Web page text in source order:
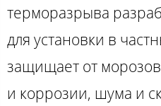
терморазрыва
для установки в
защищает от
и коррозии, шума и